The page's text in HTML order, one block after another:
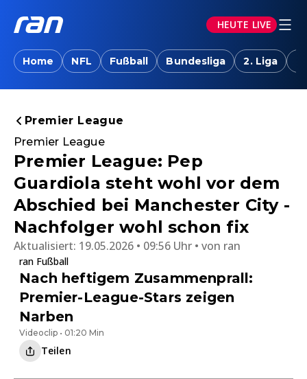
HEUTE LIVE
Home NFL Fußball Bundesliga 2. Liga
Premier League
Premier League
Premier League: Pep
Guardiola steht wohl vor dem
Abschied bei Manchester City -
Nachfolger wohl schon fix
Aktualisiert: 19.05.2026 • 09:56 Uhr von ran
ran Fußball
Nach heftigem Zusammenprall:
Premier-League-Stars zeigen
Narben
Videoclip • 01:20 Min
Teilen